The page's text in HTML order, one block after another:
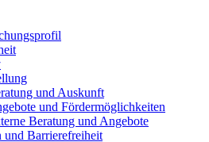
und Auskunft
und Fördermöglichkeiten
Beratung und Angebote
und Barrierefreiheit